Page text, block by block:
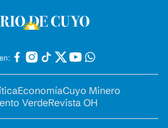
EconomíaCuyo Minero
VerdeRevista OH